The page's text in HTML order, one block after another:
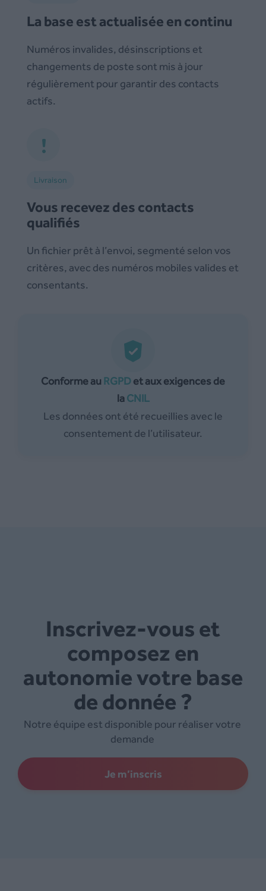
La base est actualisée en continu
Numéros invalides, désinscriptions et
changements de poste sont mis à jour
régulièrement pour garantir des contacts
actifs.
Livraison
Vous recevez des contacts
qualifiés
Un fichier prêt à l’envoi, segmenté selon vos
critères, avec des numéros mobiles valides et
consentants.
Conforme au RGPDet aux exigences de
laCNIL
Les données ont été recueillies avec le
consentement de l’utilisateur.
Inscrivez-vous et
composez en
autonomie votre base
de donnée ?
Notre équipe est disponible pour réaliser votre
demande
Je m’inscris